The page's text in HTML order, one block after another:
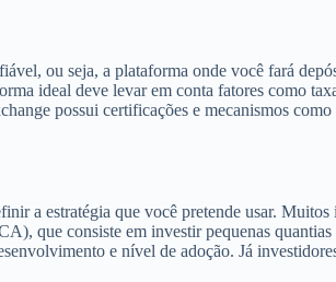
ou seja, a plataforma onde você fará
ideal deve levar em conta fatores como
possui certificações e mecanismos
a estratégia que você pretende usar.
que consiste em investir pequenas
e nível de adoção. Já